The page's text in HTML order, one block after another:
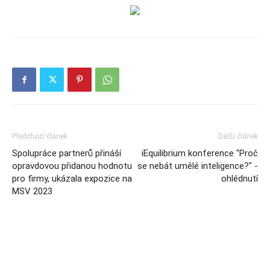
Předchozí článek
Spolupráce partnerů přináší
opravdovou přidanou hodnotu
pro firmy, ukázala expozice na
MSV 2023
Další článek
iEquilibrium konference "Proč
se nebát umělé inteligence?" -
ohlédnutí